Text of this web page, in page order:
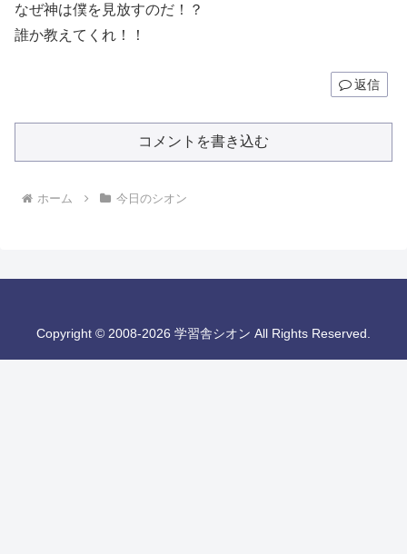
なぜ神は僕を見放すのだ！？
誰か教えてくれ！！
返信
コメントを書き込む
ホーム 今日のシオン
Copyright © 2008-2026 学習舎シオン All Rights Reserved.